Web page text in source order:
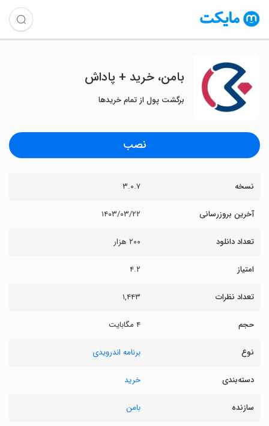
بامن، خرید + پاداش
برگشت پول از تمام خریدها
نصب
نسخه ۳.۰.۷
آخرین بروزرسانی ۱۴۰۳/۰۳/۲۲
تعداد دانلود ۲۰۰ هزار
امتیاز ۴.۲
تعداد نظرات ۱,۴۴۳
حجم ۴ مگابایت
نوع برنامه اندرویدی
دسته‌بندی خرید
سازنده بامن